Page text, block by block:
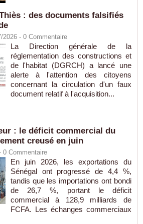
: des documents falsifiés
2026 - 0 Commentaire
La Direction générale de la
réglementation des constructions et
de l'habitat (DGRCH) a lancé une
alerte à l'attention des citoyens
concernant la circulation d'un faux
document relatif à l'acquisition...
: le déficit commercial du
creusé en juin
0 Commentaire
En juin 2026, les exportations du
Sénégal ont progressé de 4,4 %,
tandis que les importations ont bondi
de 26,7 %, portant le déficit
commercial à 128,9 milliards de
FCFA. Les échanges commerciaux